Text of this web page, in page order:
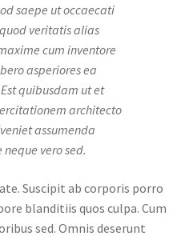
saepe ut occaecati
veritatis alias
cum inventore
asperiores ea
quibusdam ut et
architecto
assumenda
vero sed.
Suscipit ab corporis porro
blanditiis quos culpa. Cum
sed. Omnis deserunt